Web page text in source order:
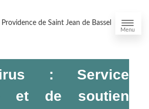
Menu
: Service
et de soutien